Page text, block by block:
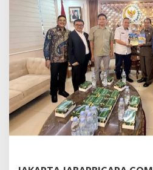
r
k
o
d
a
P
P
D
O
B
J
a